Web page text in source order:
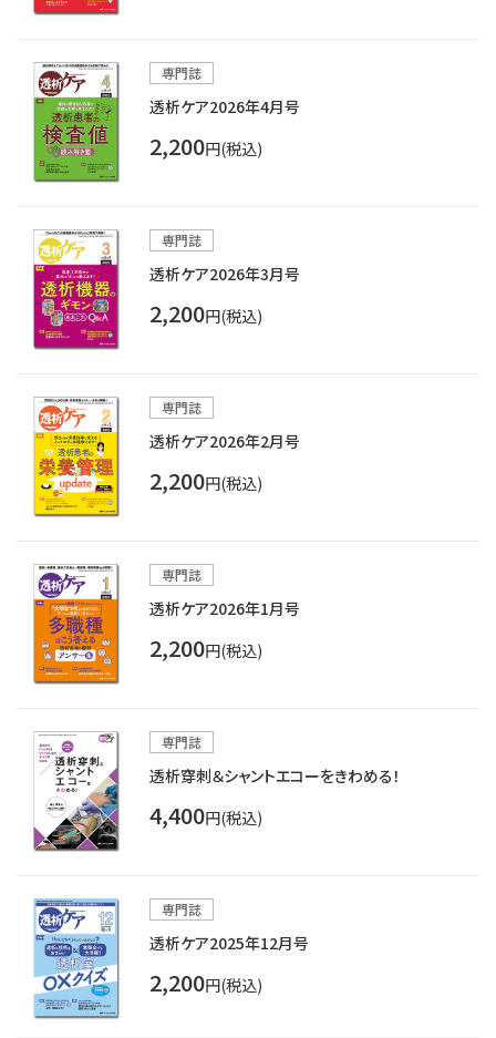
専門誌
透析ケア2026年4月号
2,200円(税込)
専門誌
透析ケア2026年3月号
2,200円(税込)
専門誌
透析ケア2026年2月号
2,200円(税込)
専門誌
透析ケア2026年1月号
2,200円(税込)
専門誌
透析穿刺＆シャントエコーをきわめる！
4,400円(税込)
専門誌
透析ケア2025年12月号
2,200円(税込)